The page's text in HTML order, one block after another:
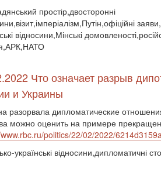
простір,двосторонні
відносини,Мінські
Что означает разрыв
и Украины
разорвала дипломатические
можно оценить на примере
politics/22/02/2022/
українські відносини,дипломатичні